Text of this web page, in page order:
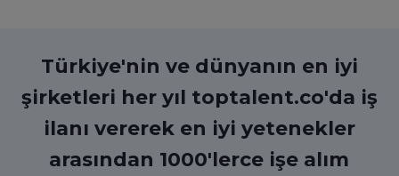
Türkiye'nin ve dünyanın en iyi
şirketleri her yıl toptalent.co'da iş
ilanı vererek en iyi yetenekler
arasından 1000'lerce işe alım